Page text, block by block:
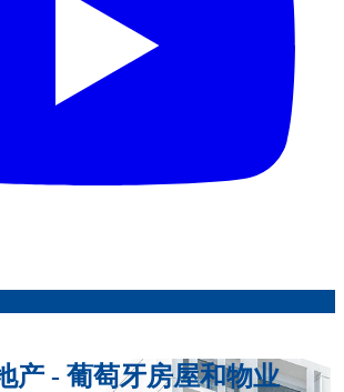
产 - 葡萄牙房屋和物业